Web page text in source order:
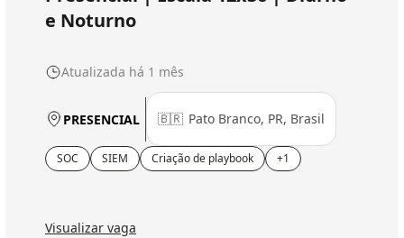
e Noturno
Atualizada há 1 mês
PRESENCIAL 🇧🇷 Pato Branco, PR, Brasil
SOC SIEM Criação de playbook +1
Visualizar vaga